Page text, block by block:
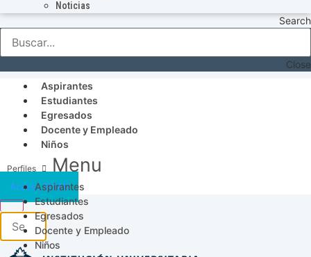
Noticias
Search
Close
Aspirantes
Estudiantes
Egresados
Docente y Empleado
Niños
Menu
Aspirantes
Estudiantes
Egresados
Docente y Empleado
Niños
Acceso SICAU